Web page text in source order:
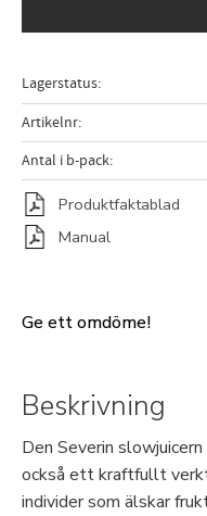
Lagerstatus
Artikelnr
Antal i b-pack
Produktfaktablad
Manual
Ge ett omdöme!
Beskrivning
Den Severin
också ett kraftfullt
individer som älskar